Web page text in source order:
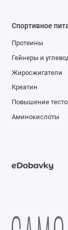
Спортивное
Протеины
Гейнеры и
Жиросжигатели
Креатин
Повышение
Аминокислоты